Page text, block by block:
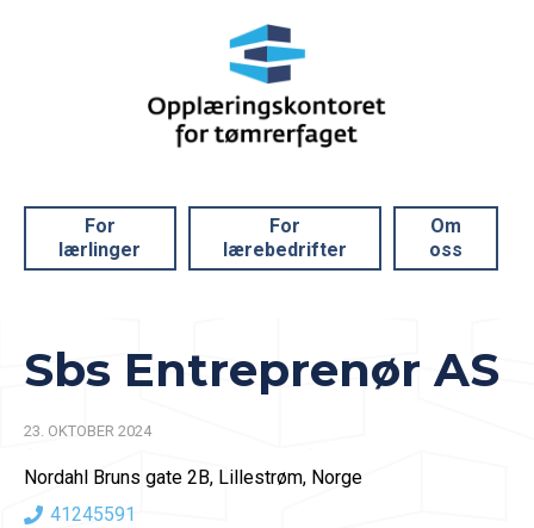
For
lærlinger
For
lærebedrifter
Om
oss
Sbs Entreprenør AS
23. OKTOBER 2024
Nordahl Bruns gate 2B, Lillestrøm, Norge
41245591